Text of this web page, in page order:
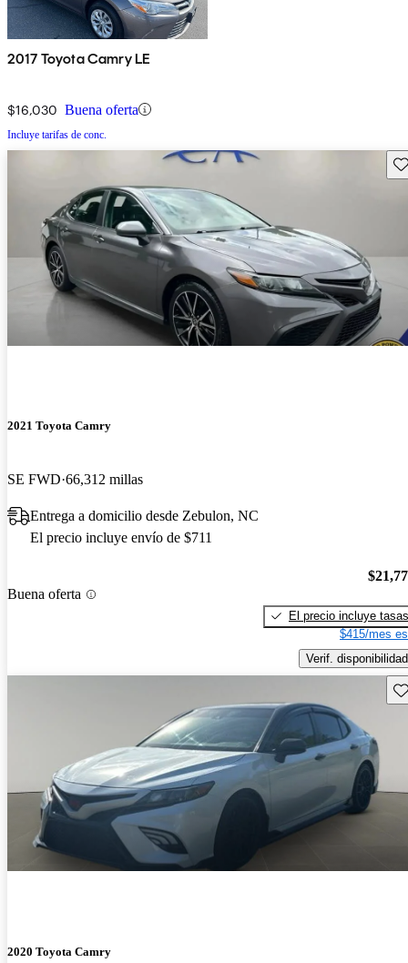
2017 Toyota Camry LE
$16,030 Buena oferta
Incluye tarifas de conc.
2021 Toyota Camry
SE FWD 66,312 millas
Entrega a domicilio desde Zebulon, NC
El precio incluye envío de $711
Buena oferta
El precio incluye tasas
$415/mes
Verif. disponibilidad
2020 Toyota Camry